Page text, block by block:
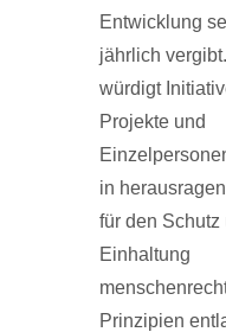
Entwicklung
jährlich
würdigt
Projekte und
in
für den Schutz
Einhaltung
Prinzipien